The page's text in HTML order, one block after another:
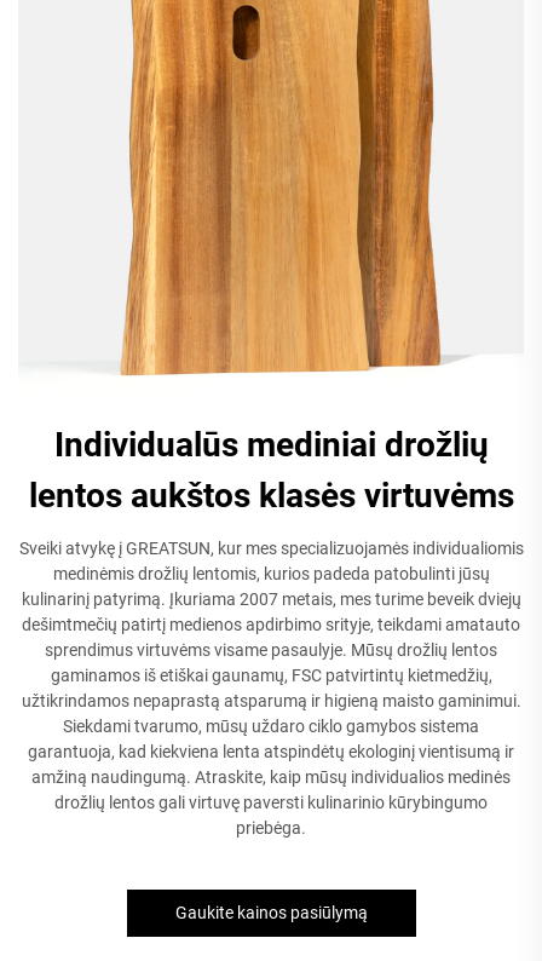
Individualūs mediniai drožlių
lentos aukštos klasės virtuvėms
Sveiki atvykę į GREATSUN, kur mes specializuojamės individualiomis
medinėmis drožlių lentomis, kurios padeda patobulinti jūsų
kulinarinį patyrimą. Įkuriama 2007 metais, mes turime beveik dviejų
dešimtmečių patirtį medienos apdirbimo srityje, teikdami amatauto
sprendimus virtuvėms visame pasaulyje. Mūsų drožlių lentos
gaminamos iš etiškai gaunamų, FSC patvirtintų kietmedžių,
užtikrindamos nepaprastą atsparumą ir higieną maisto gaminimui.
Siekdami tvarumo, mūsų uždaro ciklo gamybos sistema
garantuoja, kad kiekviena lenta atspindėtų ekologinį vientisumą ir
amžiną naudingumą. Atraskite, kaip mūsų individualios medinės
drožlių lentos gali virtuvę paversti kulinarinio kūrybingumo
priebėga.
Gaukite kainos pasiūlymą